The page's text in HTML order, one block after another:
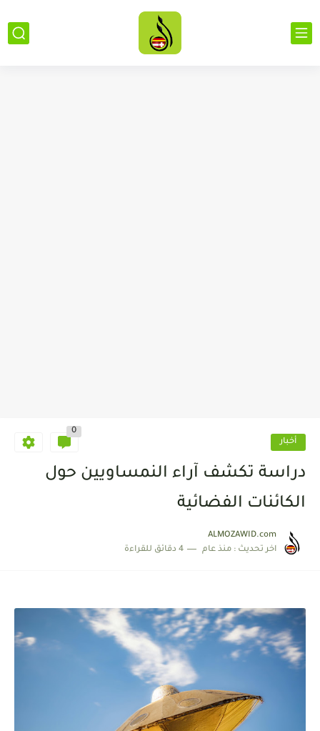
أخبار
0
دراسة تكشف آراء النمساويين حول
الكائنات الفضائية
ALMOZAWID.com
اخر تحديث : منذ عام 4 دقائق للقراءة